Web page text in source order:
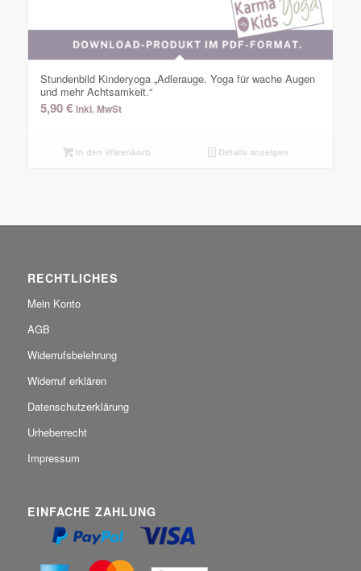
Stundenbild Kinderyoga „Adlerauge. Yoga für wache Augen
und mehr Achtsamkeit.“
5,90€ inkl. MwSt
In den Warenkorb Details anzeigen
RECHTLICHES
Mein Konto
AGB
Widerrufsbelehrung
Widerruf erklären
Datenschutzerklärung
Urheberrecht
Impressum
EINFACHE ZAHLUNG